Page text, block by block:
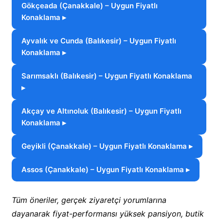
Gökçeada (Çanakkale) – Uygun Fiyatlı
Konaklama ▸
Ayvalık ve Cunda (Balıkesir) – Uygun Fiyatlı
Konaklama ▸
Sarımsaklı (Balıkesir) – Uygun Fiyatlı Konaklama
▸
Akçay ve Altınoluk (Balıkesir) – Uygun Fiyatlı
Konaklama ▸
Geyikli (Çanakkale) – Uygun Fiyatlı Konaklama ▸
Assos (Çanakkale) – Uygun Fiyatlı Konaklama ▸
Tüm öneriler, gerçek ziyaretçi yorumlarına
dayanarak fiyat-performansı yüksek pansiyon, butik